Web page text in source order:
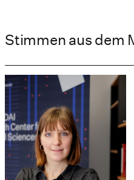
Stimmen aus dem